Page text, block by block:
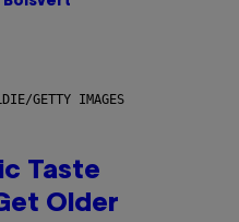
GETTY IMAGES
Taste
Older